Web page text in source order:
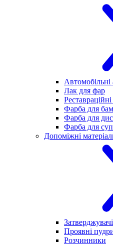
Автомобільні
Лак для фар
Реставраційні
Фарба для
Фарба для
Фарба для
Допоміжні
Затверджувачі
Проявні
Розчинники